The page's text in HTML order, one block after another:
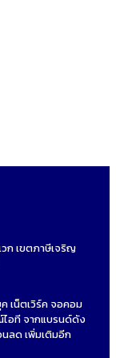
ก เขตภาษีเจริญ
เน็ตเวิร์ค จอคอม
ไอที จากแบรนด์ดัง
นลด เพิ่มเติมอีก